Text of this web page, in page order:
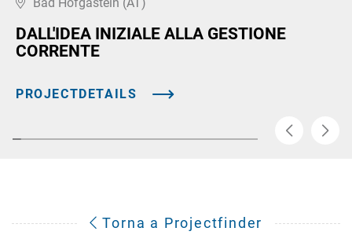
DALL'IDEA INIZIALE ALLA GESTIONE
CORRENTE
PROJECTDETAILS
Torna a Projectfinder